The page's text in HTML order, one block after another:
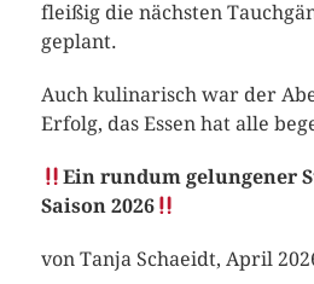
fleißig die nächsten
geplant.
Auch kulinarisch war der
Erfolg, das Essen hat alle
Ein rundum gelungener
Saison 2026
von Tanja Schaeidt, April